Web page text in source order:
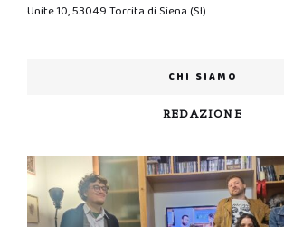
Unite 10, 53049 Torrita di Siena (SI)
CHI SIAMO
REDAZIONE